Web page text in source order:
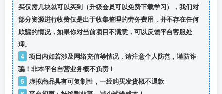
买仅需几块就可以买到（升级会员可以免费下载学习），我们对
部分资源进行收费仅是出于收集整理的劳务费用，并不存在任何
欺骗的情况，如果你对当前项目不满意，可以反馈平台客服处
理。
4 项目内如若涉及网络充值等情况，请注意个人防范，谨防诈
骗！非本平台自营业务概不负责！
5
虚拟商品具有可复制性，一经购买发货概不退款